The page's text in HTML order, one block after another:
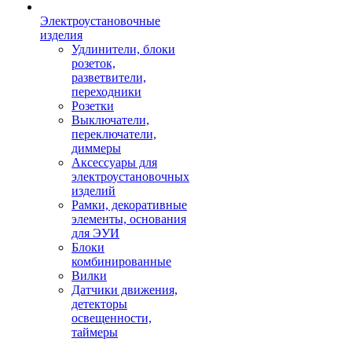
Электроустановочные
изделия
Удлинители, блоки
розеток,
разветвители,
переходники
Розетки
Выключатели,
переключатели,
диммеры
Аксессуары для
электроустановочных
изделий
Рамки, декоративные
элементы, основания
для ЭУИ
Блоки
комбинированные
Вилки
Датчики движения,
детекторы
освещенности,
таймеры